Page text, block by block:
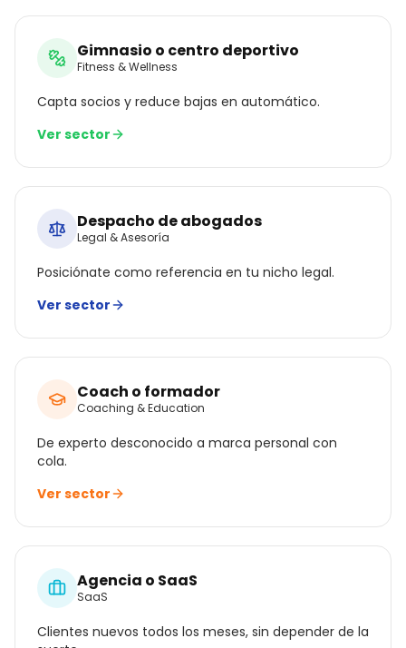
Gimnasio o centro deportivo
Fitness & Wellness
Capta socios y reduce bajas en automático.
Ver sector
Despacho de abogados
Legal & Asesoría
Posiciónate como referencia en tu nicho legal.
Ver sector
Coach o formador
Coaching & Education
De experto desconocido a marca personal con
cola.
Ver sector
Agencia o SaaS
SaaS
Clientes nuevos todos los meses, sin depender de la